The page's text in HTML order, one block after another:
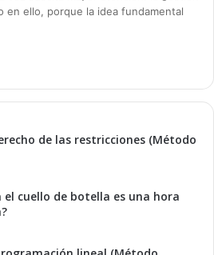
en ello, porque la idea fundamental
de las restricciones (Método
el cuello de botella es una hora